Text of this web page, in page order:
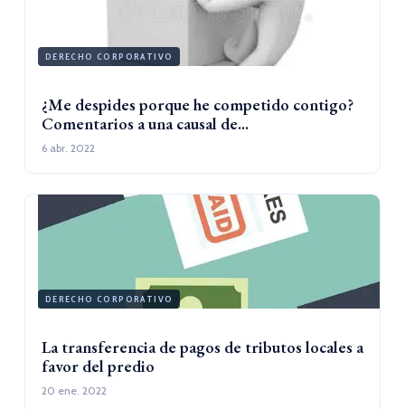
DERECHO CORPORATIVO
¿Me despides porque he competido contigo?
Comentarios a una causal de...
6 abr. 2022
DERECHO CORPORATIVO
La transferencia de pagos de tributos locales a
favor del predio
20 ene. 2022